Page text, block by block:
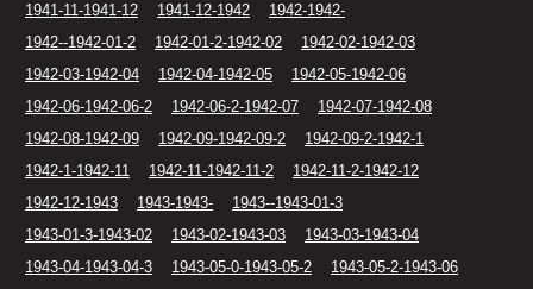
1941-11-1941-12
1941-12-1942
1942-1942-
1942--1942-01-2
1942-01-2-1942-02
1942-02-1942-03
1942-03-1942-04
1942-04-1942-05
1942-05-1942-06
1942-06-1942-06-2
1942-06-2-1942-07
1942-07-1942-08
1942-08-1942-09
1942-09-1942-09-2
1942-09-2-1942-1
1942-1-1942-11
1942-11-1942-11-2
1942-11-2-1942-12
1942-12-1943
1943-1943-
1943--1943-01-3
1943-01-3-1943-02
1943-02-1943-03
1943-03-1943-04
1943-04-1943-04-3
1943-05-0-1943-05-2
1943-05-2-1943-06